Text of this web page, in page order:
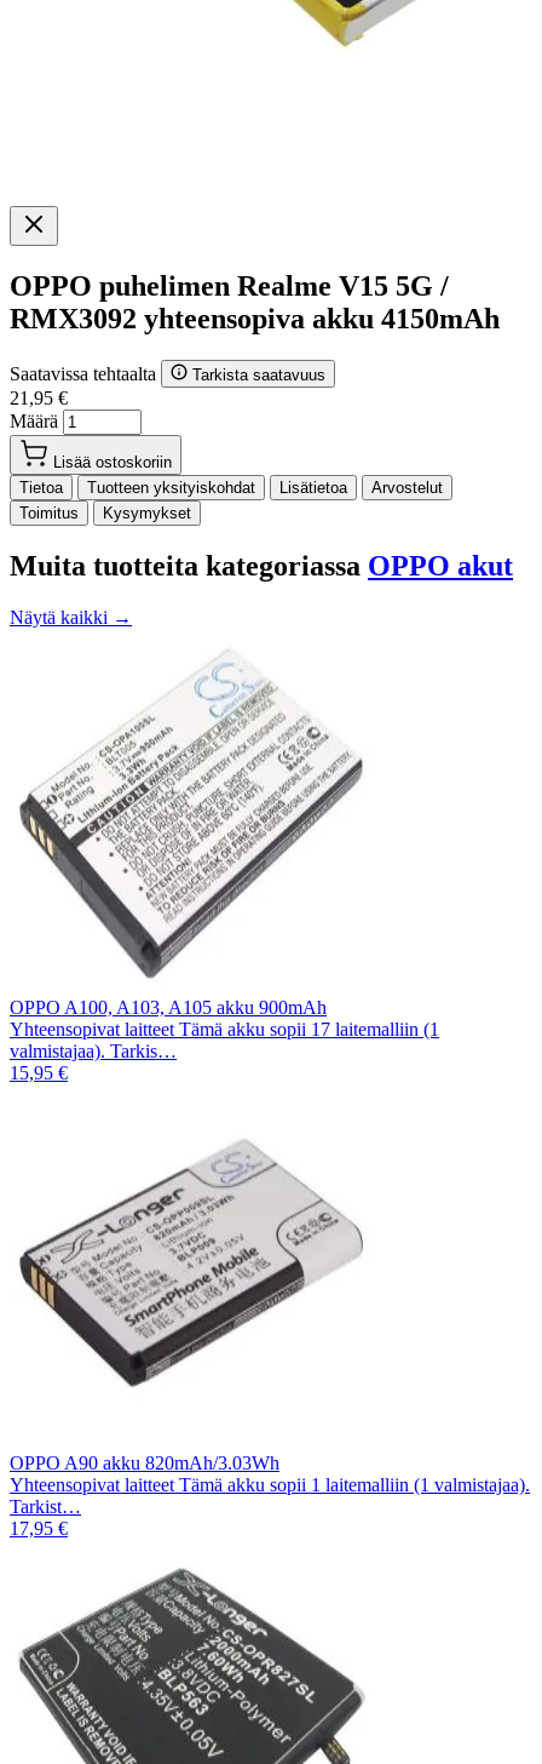
OPPO puhelimen Realme V15 5G /
RMX3092 yhteensopiva akku 4150mAh
Saatavissa tehtaalta Tarkista saatavuus
21,95 €
Määrä
Lisää ostoskoriin
Tietoa
Tuotteen yksityiskohdat Lisätietoa
Arvostelut
Toimitus
Kysymykset
Muita tuotteita kategoriassa OPPO akut
Näytä kaikki →
OPPO A100, A103, A105 akku 900mAh
Yhteensopivat laitteet Tämä akku sopii 17 laitemalliin (1
valmistajaa). Tarkis…
15,95 €
OPPO A90 akku 820mAh/3.03Wh
Yhteensopivat laitteet Tämä akku sopii 1 laitemalliin (1 valmistajaa).
Tarkist…
17,95 €